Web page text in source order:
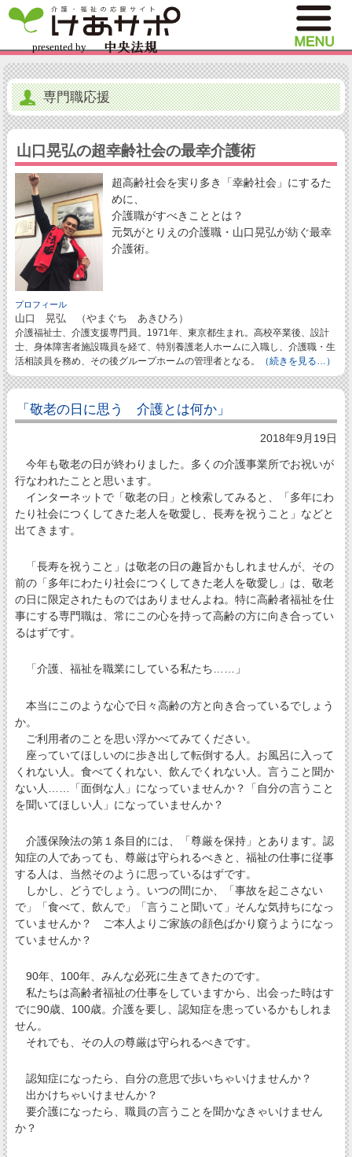
専門職応援
山口晃弘の超幸齢社会の最幸介護術
超高齢社会を実り多き「幸齢社会」にするた
めに、
介護職がすべきこととは？
元気がとりえの介護職・山口晃弘が紡ぐ最幸
介護術。
プロフィール
山口 晃弘 （やまぐち あきひろ）
介護福祉士、介護支援専門員。1971年、東京都生まれ。高校卒業後、設計
士、身体障害者施設職員を経て、特別養護老人ホームに入職し、介護職・生
活相談員を務め、その後グループホームの管理者となる。
（続きを見る…）
「敬老の日に思う 介護とは何か」
2018年9月19日
今年も敬老の日が終わりました。多くの介護事業所でお祝いが
行なわれたことと思います。
インターネットで「敬老の日」と検索してみると、「多年にわ
たり社会につくしてきた老人を敬愛し、長寿を祝うこと」などと
出てきます。
「長寿を祝うこと」は敬老の日の趣旨かもしれませんが、その
前の「多年にわたり社会につくしてきた老人を敬愛し」は、敬老
の日に限定されたものではありませんよね。特に高齢者福祉を仕
事にする専門職は、常にこの心を持って高齢の方に向き合ってい
るはずです。
「介護、福祉を職業にしている私たち……」
本当にこのような心で日々高齢の方と向き合っているでしょう
か。
ご利用者のことを思い浮かべてみてください。
座っていてほしいのに歩き出して転倒する人。お風呂に入って
くれない人。食べてくれない、飲んでくれない人。言うこと聞か
ない人……「面倒な人」になっていませんか？「自分の言うこと
を聞いてほしい人」になっていませんか？
介護保険法の第１条目的には、「尊厳を保持」とあります。認
知症の人であっても、尊厳は守られるべきと、福祉の仕事に従事
する人は、当然そのように思っているはずです。
しかし、どうでしょう。いつの間にか、「事故を起こさない
で」「食べて、飲んで」「言うこと聞いて」そんな気持ちになっ
ていませんか？ ご本人よりご家族の顔色ばかり窺うようになっ
ていませんか？
90年、100年、みんな必死に生きてきたのです。
私たちは高齢者福祉の仕事をしていますから、出会った時はす
でに90歳、100歳。介護を要し、認知症を患っているかもしれま
せん。
それでも、その人の尊厳は守られるべきです。
認知症になったら、自分の意思で歩いちゃいけませんか？
出かけちゃいけませんか？
要介護になったら、職員の言うことを聞かなきゃいけません
か？